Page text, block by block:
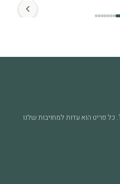
התכשיט מיוצר מזהב איכותי (14K / 18K) ומשובץ ביהלומים טבעיים.
טבעית לאורך זמן, וזה חלק
יוצרים רגעים של זוהר מאז 1985. כל פריט הוא עדות למחויבות שלנו